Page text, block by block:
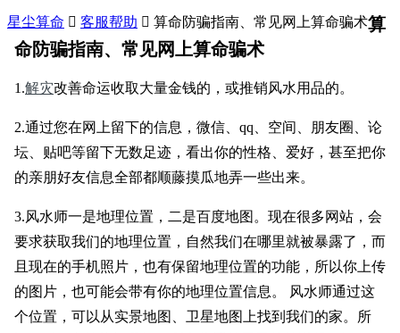
星尘算命  客服帮助  算命防骗指南、常见网上算命骗术算
命防骗指南、常见网上算命骗术
1.解灾改善命运收取大量金钱的，或推销风水用品的。
2.通过您在网上留下的信息，微信、qq、空间、朋友圈、论
坛、贴吧等留下无数足迹，看出你的性格、爱好，甚至把你
的亲朋好友信息全部都顺藤摸瓜地弄一些出来。
3.风水师一是地理位置，二是百度地图。现在很多网站，会
要求获取我们的地理位置，自然我们在哪里就被暴露了，而
且现在的手机照片，也有保留地理位置的功能，所以你上传
的图片，也可能会带有你的地理位置信息。 风水师通过这
个位置，可以从实景地图、卫星地图上找到我们的家。所